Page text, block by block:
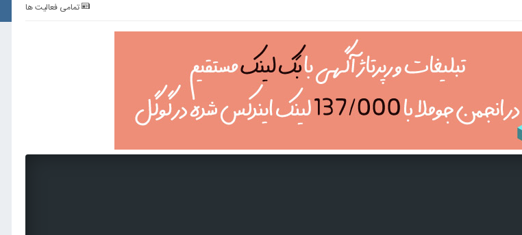
تمامی فعالیت ها